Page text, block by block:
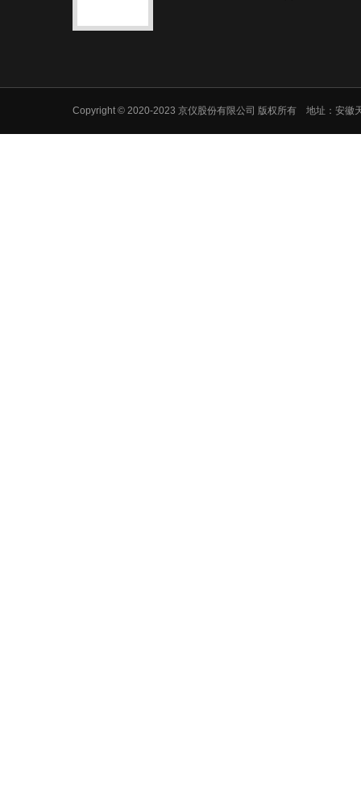
Copyright © 2020-2023 京仪股份有限公司 版权所有 地址：安